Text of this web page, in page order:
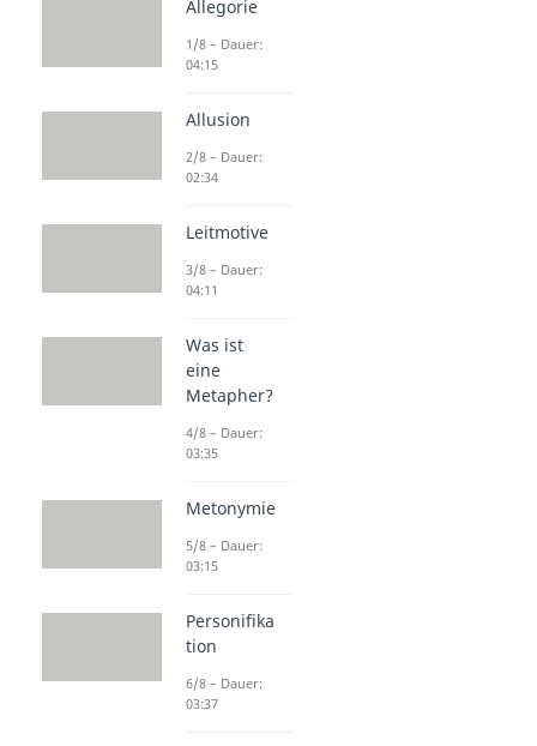
Allegorie
1/8 – Dauer:
04:15
Allusion
2/8 – Dauer:
02:34
Leitmotive
3/8 – Dauer:
04:11
Was ist
eine
Metapher?
4/8 – Dauer:
03:35
Metonymie
5/8 – Dauer:
03:15
Personifika
tion
6/8 – Dauer:
03:37